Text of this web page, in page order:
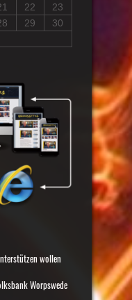
22
23
29
30
wollen
Worpswede